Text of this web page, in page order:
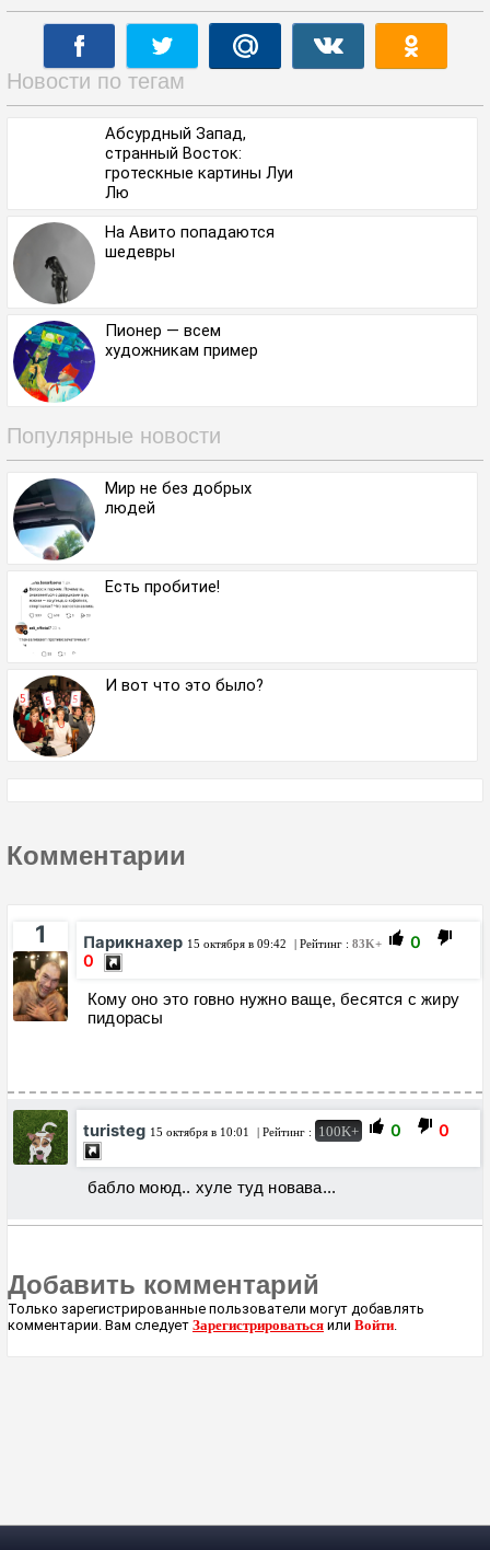
Новости по тегам
Абсурдный Запад,
странный Восток:
гротескные картины Луи
Лю
На Авито попадаются
шедевры
Пионер — всем
художникам пример
Популярные новости
Мир не без добрых
людей
Есть пробитие!
И вот что это было?
Комментарии
1 Парикнахер 15 октября в 09:42 | Рейтинг : 83K+
0
0
Кому оно это говно нужно ваще, бесятся с жиру
пидорасы
turisteg 15 октября в 10:01 | Рейтинг : 100K+ 0 0
бабло моюд.. хуле туд новава...
Добавить комментарий
Только зарегистрированные пользователи могут добавлять
комментарии. Вам следует Зарегистрироваться или Войти